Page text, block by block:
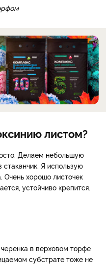
листом?
Делаем небольшую
Я использую
хорошо листочек
устойчиво крепится.
в верховом торфе
субстрате тоже не